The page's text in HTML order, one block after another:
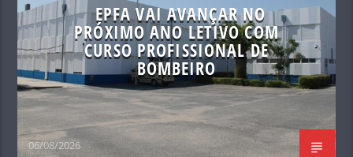
EPFA VAI AVANÇAR NO
PRÓXIMO ANO LETIVO COM
CURSO PROFISSIONAL DE
BOMBEIRO
06/08/2026